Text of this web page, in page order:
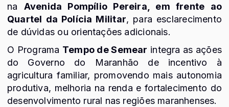
na Avenida Pompílio Pereira, em frente ao
Quartel da Polícia Militar, para esclarecimento
de dúvidas ou orientações adicionais.
O Programa Tempo de Semear integra as ações
do Governo do Maranhão de incentivo à
agricultura familiar, promovendo mais autonomia
produtiva, melhoria na renda e fortalecimento do
desenvolvimento rural nas regiões maranhenses.